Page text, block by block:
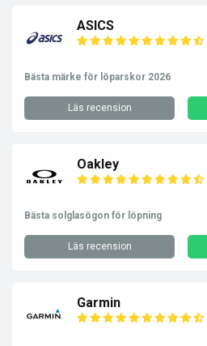
ASICS
Bästa märke för löparskor 2026
Läs recension
Oakley
Bästa solglasögon för löpning
Läs recension
Garmin